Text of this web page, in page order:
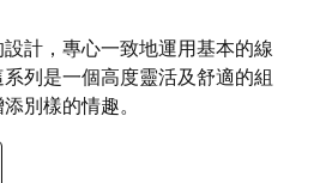
計，專心一致地運用基本的線
列是一個高度靈活及舒適的組
別樣的情趣。